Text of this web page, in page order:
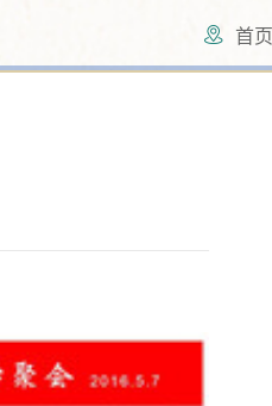
首页